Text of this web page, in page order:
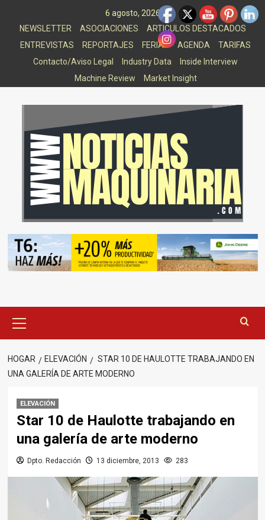
6 agosto, 2026
NEWSLETTER
ASOCIACIONES
ARTICULOS DESTACADOS
ENTREVISTAS
REPORTAJES FERIAS AGENDA
TARIFAS
Contacto/Aviso Legal
Industry Data
Inside Interview
Machine Review
Market Insight
principal
HOGAR ELEVACIÓN
STAR 10 DE HAULOTTE TRABAJANDO EN
UNA GALERÍA DE ARTE MODERNO
ELEVACIÓN
Star 10 de Haulotte trabajando en
una galería de arte moderno
Dpto. Redacción 13 diciembre, 2013 283